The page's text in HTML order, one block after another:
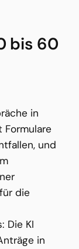
bis 60
in
und
die
Die KI
in